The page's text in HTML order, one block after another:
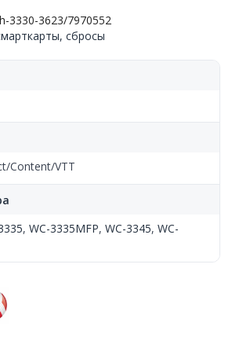
3330-3623/7970552
сбросы
Content/VTT
, WC-3335MFP, WC-3345, WC-